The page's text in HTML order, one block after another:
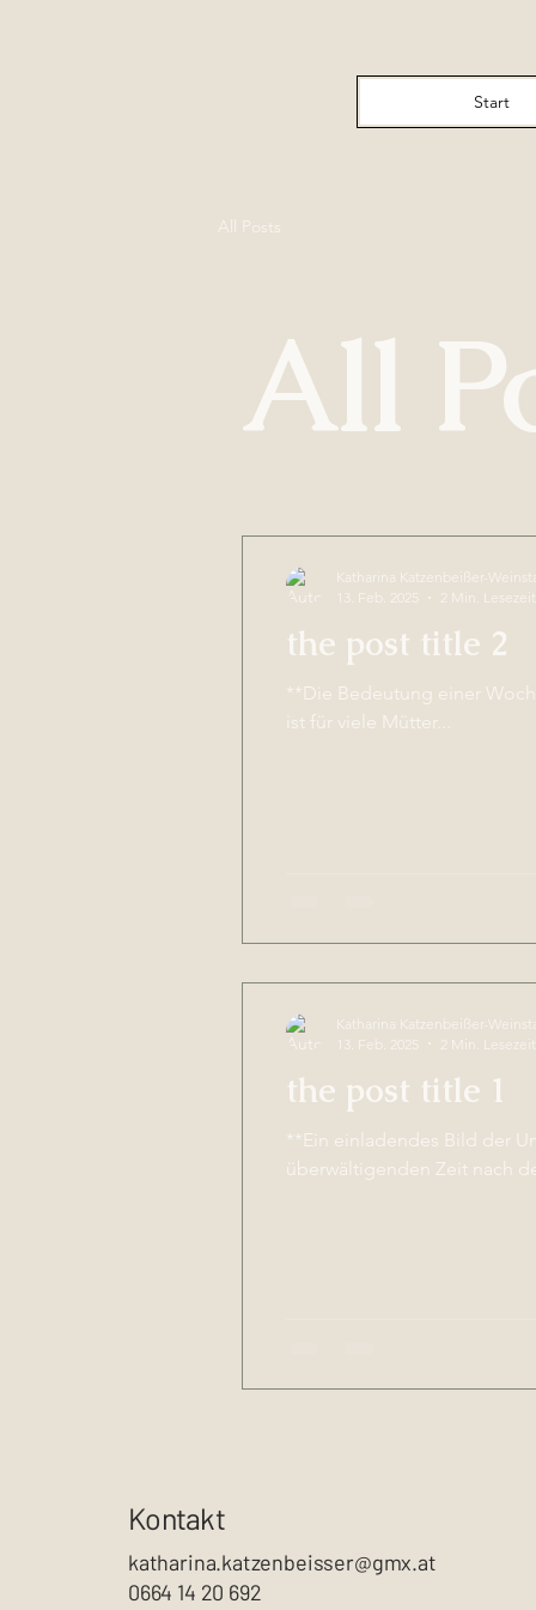
Start
All Posts
All
the post title 2
**Die Bedeutung einer
ist für viele Mütter...
Katharina Katzenbeißer-
13. Feb. 2025
2 Min. Lesezeit
the post title 1
**Ein einladendes Bild der
überwältigenden Zeit nach
Katharina Katzenbeißer-
13. Feb. 2025
2 Min. Lesezeit
Kontakt
katharina.katzenbeisser@gmx.at
0664 14 20 692